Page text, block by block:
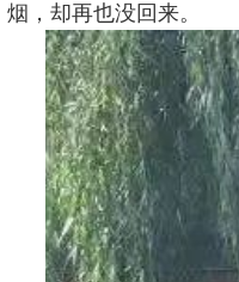
烟，却再也没回来。